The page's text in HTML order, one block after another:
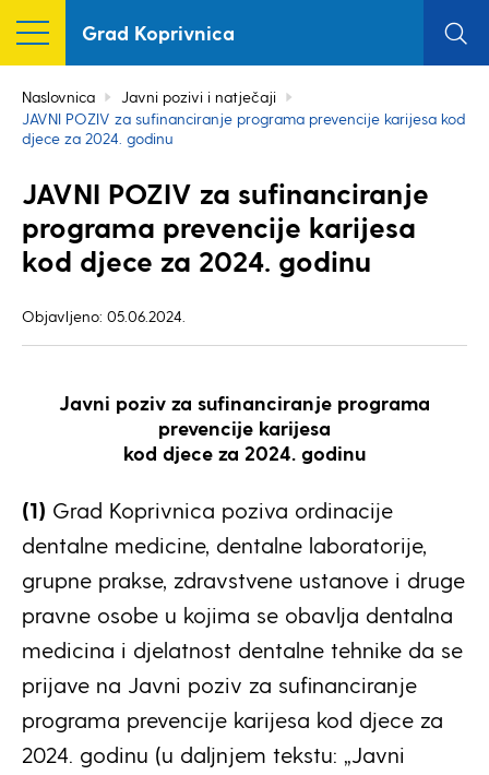
Grad Koprivnica
Naslovnica
Javni pozivi i natječaji
JAVNI POZIV za sufinanciranje programa prevencije karijesa kod
djece za 2024. godinu
JAVNI POZIV za sufinanciranje
programa prevencije karijesa
kod djece za 2024. godinu
Objavljeno: 05.06.2024.
Javni poziv za sufinanciranje programa
prevencije karijesa
kod djece za 2024. godinu
(1) Grad Koprivnica poziva ordinacije
dentalne medicine, dentalne laboratorije,
grupne prakse, zdravstvene ustanove i druge
pravne osobe u kojima se obavlja dentalna
medicina i djelatnost dentalne tehnike da se
prijave na Javni poziv za sufinanciranje
programa prevencije karijesa kod djece za
2024. godinu (u daljnjem tekstu: „Javni